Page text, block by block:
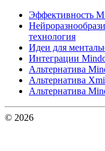
Эффективность
технология
Идеи для
Интеграции
Альтернатива
Альтернатива
Альтернатива
© 2026